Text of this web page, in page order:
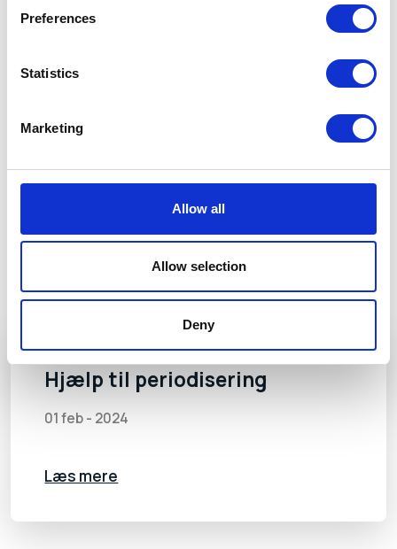
Preferences
Statistics
Marketing
Allow all
Allow selection
Deny
artikler
Se alle artikler
Hjælp til periodisering
01 feb - 2024
Læs mere